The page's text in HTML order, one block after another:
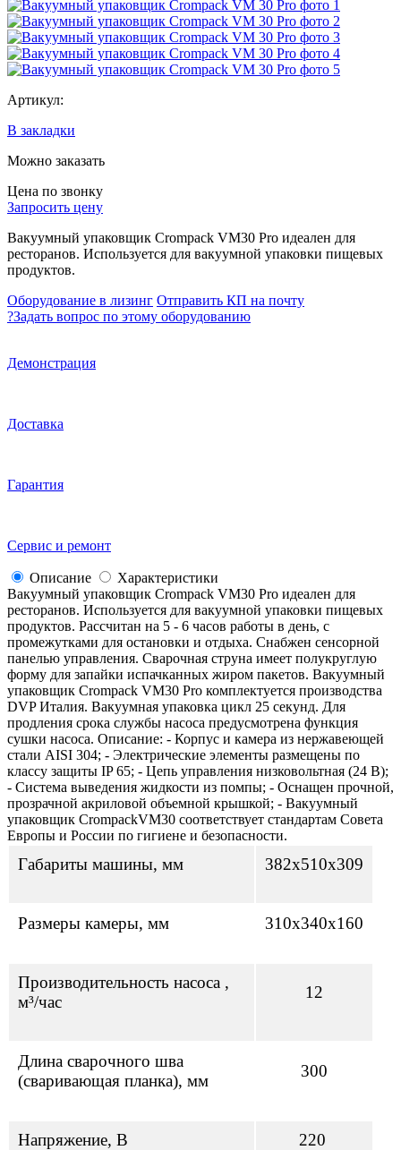
Артикул:
В закладки
Можно заказать
Цена по звонку
Запросить цену
Вакуумный упаковщик Crompack VM30 Pro идеален для
ресторанов. Используется для вакуумной упаковки пищевых
продуктов.
Оборудование в лизинг Отправить КП на почту
?Задать вопрос по этому оборудованию
Демонстрация
Доставка
Гарантия
Сервис и ремонт
Описание
Характеристики
Вакуумный упаковщик Crompack VM30 Pro идеален для
ресторанов. Используется для вакуумной упаковки пищевых
продуктов. Рассчитан на 5 - 6 часов работы в день, с
промежутками для остановки и отдыха. Снабжен сенсорной
панелью управления. Сварочная струна имеет полукруглую
форму для запайки испачканных жиром пакетов. Вакуумный
упаковщик Crompack VM30 Pro комплектуется производства
DVP Италия. Вакуумная упаковка цикл 25 секунд. Для
продления срока службы насоса предусмотрена функция
сушки насоса. Описание: - Корпус и камера из нержавеющей
стали AISI 304; - Электрические элементы размещены по
классу защиты IP 65; - Цепь управления низковольтная (24 В);
- Система выведения жидкости из помпы; - Оснащен прочной,
прозрачной акриловой объемной крышкой; - Вакуумный
упаковщик CrompackVM30 соответствует стандартам Совета
Европы и России по гигиене и безопасности.
Габариты машины, мм 382х510х309
Размеры камеры, мм 310х340х160
Производительность насоса ,
м³/час
12
Длина сварочного шва
(сваривающая планка), мм
300
Напряжение, В 220